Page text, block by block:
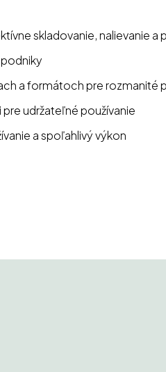
skladovanie, nalievanie a
a formátoch pre rozmanité
udržateľné používanie
a spoľahlivý výkon